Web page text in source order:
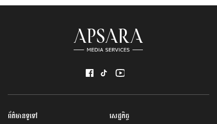
ព័ត៌មានទូទៅ សេដ្ឋកិច្ច